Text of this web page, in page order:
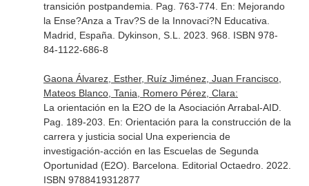
transición postpandemia. Pag. 763-774. En: Mejorando
la Ense?Anza a Trav?S de la Innovaci?N Educativa
Madrid, España. Dykinson, S.L. 2023. 968. ISBN 978-
84-1122-686-8
Gaona Álvarez, Esther, Ruíz Jiménez, Juan Francisco,
Mateos Blanco, Tania, Romero Pérez, Clara:
La orientación en la E2O de la Asociación Arrabal-AID.
Pag. 189-203. En: Orientación para la construcción de la
carrera y justicia social Una experiencia de
investigación-acción en las Escuelas de Segunda
Oportunidad (E2O) . Barcelona. Editorial Octaedro. 2022.
ISBN 9788419312877